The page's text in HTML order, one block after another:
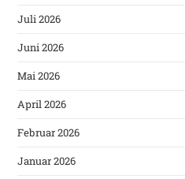
Juli 2026
Juni 2026
Mai 2026
April 2026
Februar 2026
Januar 2026